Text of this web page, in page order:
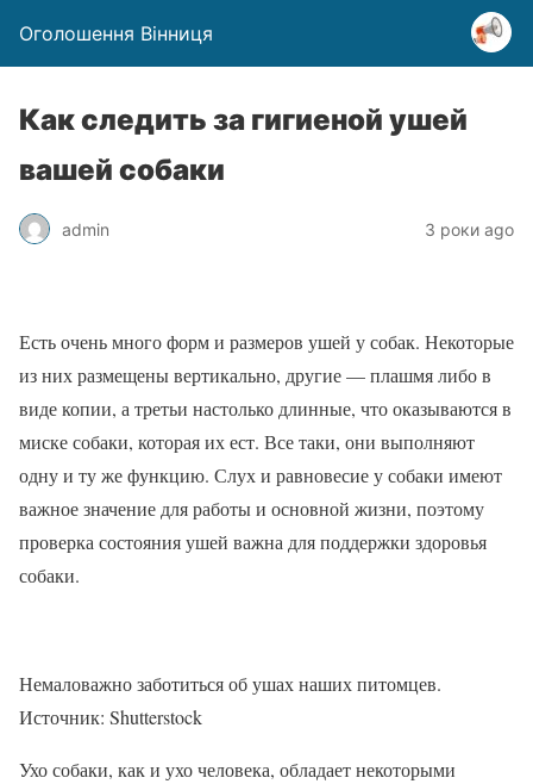
Оголошення Вінниця
Как следить за гигиеной ушей
вашей собаки
admin 3 роки ago
Есть очень много форм и размеров ушей у собак. Некоторые
из них размещены вертикально, другие — плашмя либо в
виде копии, а третьи настолько длинные, что оказываются в
миске собаки, которая их ест. Все таки, они выполняют
одну и ту же функцию. Слух и равновесие у собаки имеют
важное значение для работы и основной жизни, поэтому
проверка состояния ушей важна для поддержки здоровья
собаки.
Немаловажно заботиться об ушах наших питомцев.
Источник: Shutterstock
Ухо собаки, как и ухо человека, обладает некоторыми